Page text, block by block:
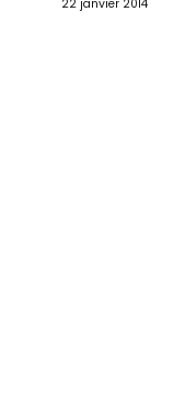
22 janvier 2014